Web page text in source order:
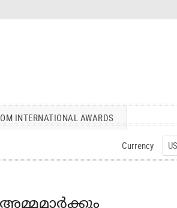
INTERNATIONAL AWARDS
Currency